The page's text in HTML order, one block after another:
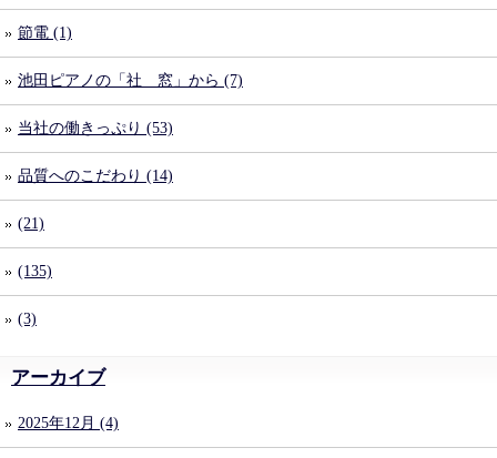
節電 (1)
池田ピアノの「社 窓」から (7)
当社の働きっぷり (53)
品質へのこだわり (14)
(21)
(135)
(3)
アーカイブ
2025年12月 (4)